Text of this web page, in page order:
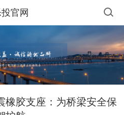
官网
橡胶支座：为桥梁安全保